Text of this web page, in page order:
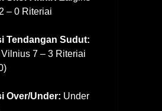
– 0 Riteriai
Tendangan Sudut:
7 – 3 Riteriai
Over/Under: Under